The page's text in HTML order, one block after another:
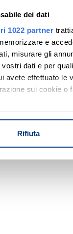
dei dati
1022 partner
e
misurare gli
dati e per
avete effettuato le
sui cookie o
il tuo
Rifiuta